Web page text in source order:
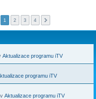
1 2 3 4
Aktualizace programu iTV
programu iTV
Aktualizace programu iTV